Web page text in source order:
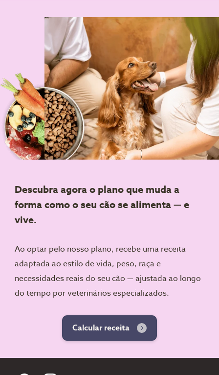
Descubra agora o plano que muda a
forma como o seu cão se alimenta — e
vive.
Ao optar pelo nosso plano, recebe uma receita
adaptada ao estilo de vida, peso, raça e
necessidades reais do seu cão — ajustada ao longo
do tempo por veterinários especializados.
Calcular receita